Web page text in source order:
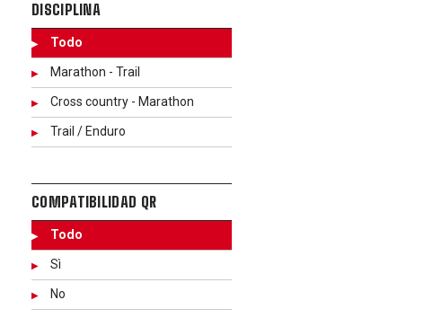
DISCIPLINA
Todo
Marathon - Trail
Cross country - Marathon
Trail / Enduro
COMPATIBILIDAD QR
Todo
Sì
No